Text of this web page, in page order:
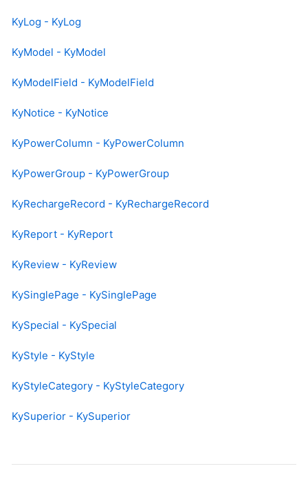
KyLog - KyLog
KyModel - KyModel
KyModelField - KyModelField
KyNotice - KyNotice
KyPowerColumn - KyPowerColumn
KyPowerGroup - KyPowerGroup
KyRechargeRecord - KyRechargeRecord
KyReport - KyReport
KyReview - KyReview
KySinglePage - KySinglePage
KySpecial - KySpecial
KyStyle - KyStyle
KyStyleCategory - KyStyleCategory
KySuperior - KySuperior